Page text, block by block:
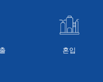
혼입